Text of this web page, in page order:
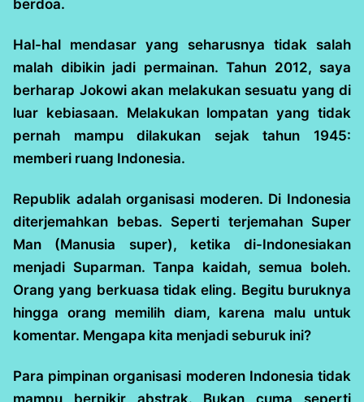
berdoa.
Hal-hal mendasar yang seharusnya tidak salah
malah dibikin jadi permainan. Tahun 2012, saya
berharap Jokowi akan melakukan sesuatu yang di
luar kebiasaan. Melakukan lompatan yang tidak
pernah mampu dilakukan sejak tahun 1945:
memberi ruang Indonesia.
Republik adalah organisasi moderen. Di Indonesia
diterjemahkan bebas. Seperti terjemahan Super
Man (Manusia super), ketika di-Indonesiakan
menjadi Suparman. Tanpa kaidah, semua boleh.
Orang yang berkuasa tidak eling. Begitu buruknya
hingga orang memilih diam, karena malu untuk
komentar. Mengapa kita menjadi seburuk ini?
Para pimpinan organisasi moderen Indonesia tidak
mampu berpikir abstrak. Bukan cuma seperti